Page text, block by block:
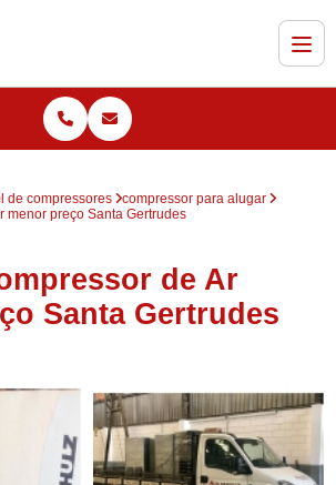
de compressores
compressor para alugar
menor preço Santa Gertrudes
de Ar
Santa Gertrudes